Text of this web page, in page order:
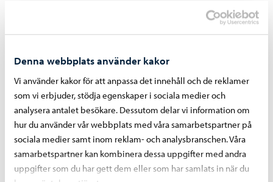
Denna webbplats använder kakor
Vi använder kakor för att anpassa det innehåll och de reklamer
som vi erbjuder, stödja egenskaper i sociala medier och
analysera antalet besökare. Dessutom delar vi information om
hur du använder vår webbplats med våra samarbetspartner på
sociala medier samt inom reklam- och analysbranschen. Våra
samarbetspartner kan kombinera dessa uppgifter med andra
uppgifter som du har gett dem eller som har samlats in när du
Mer om ämnet:
Borgå stad är en föregångare inom offentligt
träbyggande 2025 (Puutuoteteollisuus ry:s
pressmeddelande 30.10.2025, på finska)
Dela på FacebookDela på LinkedInDela på WhatsApp